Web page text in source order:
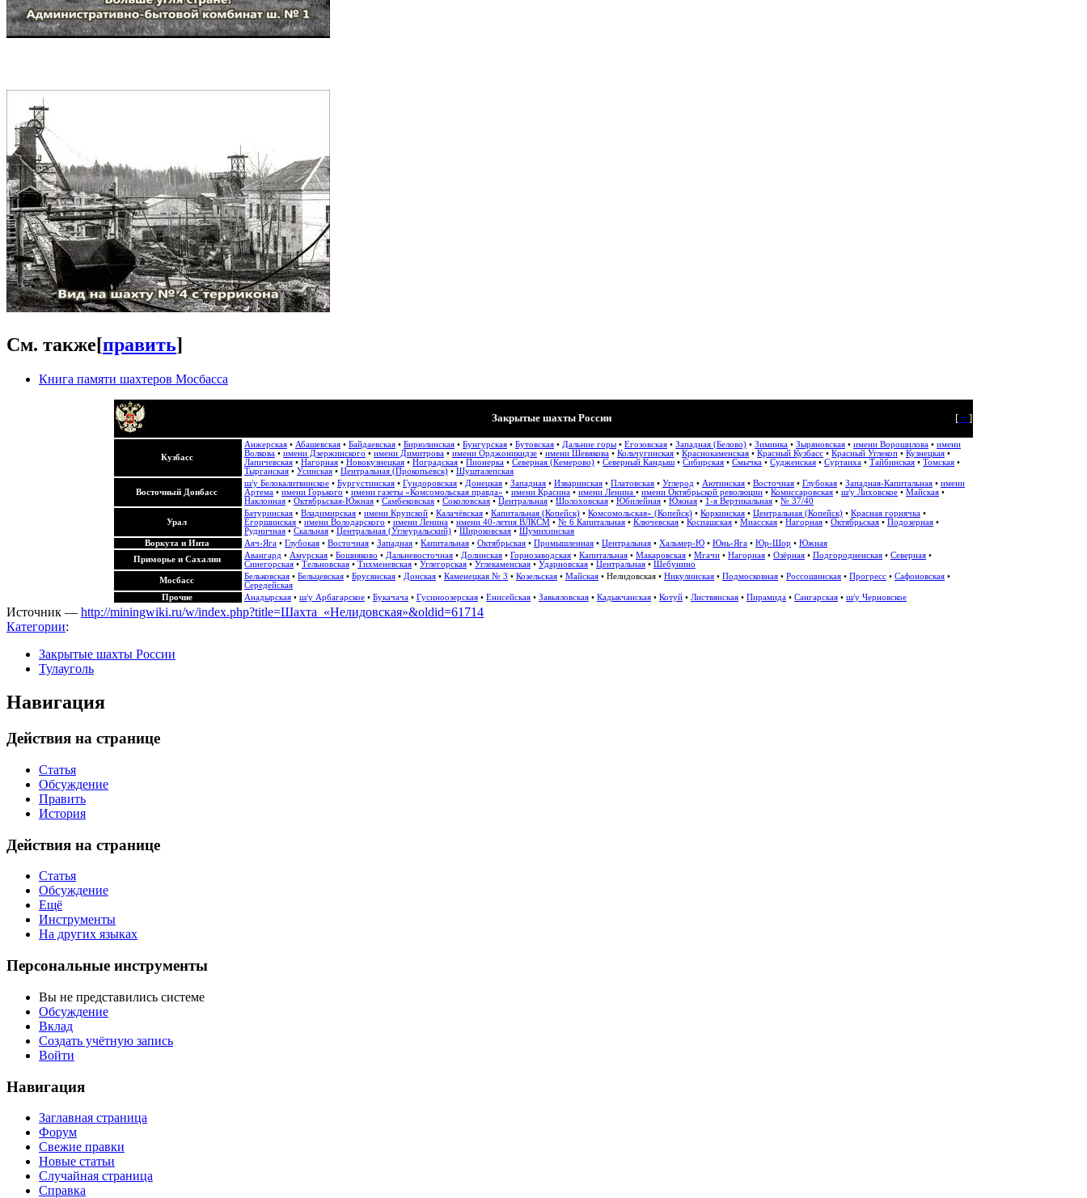
См. также[править]
Книга памяти шахтеров Мосбасса
[ + ]
Закрытые шахты России
Кузбасс
Анжерская • Абашевская • Байдаевская • Бирюлинская • Бунгурская • Бутовская • Дальние горы • Егозовская • Западная (Белово) • Зиминка • Зыряновская • имени Ворошилова • имени
Волкова • имени Дзержинского • имени Димитрова • имени Орджоникидзе • имени Шевякова • Кольчугинская • Краснокаменская • Красный Кузбасс • Красный Углекоп • Кузнецкая •
Лапичевская • Нагорная • Новокузнецкая • Ноградская • Пионерка • Северная (Кемерово) • Северный Кандыш • Сибирская • Смычка • Судженская • Суртаиха • Тайбинская • Томская •
Тырганская • Усинская • Центральная (Прокопьевск) • Шушталепская
Восточный Донбасс
ш/у Белокалитвинское • Бургустинская • Гундоровская • Донецкая • Западная • Изваринская • Платовская • Углерод • Аютинская • Восточная • Глубокая • Западная-Капитальная • имени
Артема • имени Горького • имени газеты «Комсомольская правда» • имени Красина • имени Ленина • имени Октябрьской революции • Комиссаровская • ш/у Лиховское • Майская •
Наклонная • Октябрьская-Южная • Самбековская • Соколовская • Центральная • Шолоховская • Юбилейная • Южная • 1-я Вертикальная • № 37/40
Урал
Батуринская • Владимирская • имени Крупской • Калачёвская • Капитальная (Копейск) • Комсомольская» (Копейск) • Коркинская • Центральная (Копейск) • Красная горнячка •
Егоршинская • имени Володарского • имени Ленина • имени 40-летия ВЛКСМ • № 6 Капитальная • Ключевская • Коспашская • Миасская • Нагорная • Октябрьская • Подозерная •
Рудничная • Скальная • Центральная (Углеуральский) • Широковская • Шумихинская
Воркута и Инта
Аяч-Яга • Глубокая • Восточная • Западная • Капитальная • Октябрьская • Промышленная • Центральная • Хальмер-Ю • Юнь-Яга • Юр-Шор • Южная
Приморье и Сахалин
Авангард • Амурская • Бошняково • Дальневосточная • Долинская • Горнозаводская • Капитальная • Макаровская • Мгачи • Нагорная • Озёрная • Подгородненская • Северная •
Синегорская • Тельновская • Тихменевская • Углегорская • Углекаменская • Ударновская • Центральная • Шебунино
Мосбасс
Бельковская • Бельцевская • Брусянская • Донская • Каменецкая № 3 • Козельская • Майская • Нелидовская • Никулинская • Подмосковная • Россошинская • Прогресс • Сафоновская •
Середейская
Прочие
Анадырская • ш/у Арбагарское • Букачача • Гусиноозерская • Енисейская • Завьяловская • Кадыкчанская • Котуй • Листвянская • Пирамида • Сангарская • ш/у Черновское
Источник — http://miningwiki.ru/w/index.php?title=Шахта_«Нелидовская»&oldid=61714
Категории:
Закрытые шахты России
Тулауголь
Навигация
Действия на странице
Статья
Обсуждение
Править
История
Действия на странице
Статья
Обсуждение
Ещё
Инструменты
На других языках
Персональные инструменты
Вы не представились системе
Обсуждение
Вклад
Создать учётную запись
Войти
Навигация
Заглавная страница
Форум
Свежие правки
Новые статьи
Случайная страница
Справка